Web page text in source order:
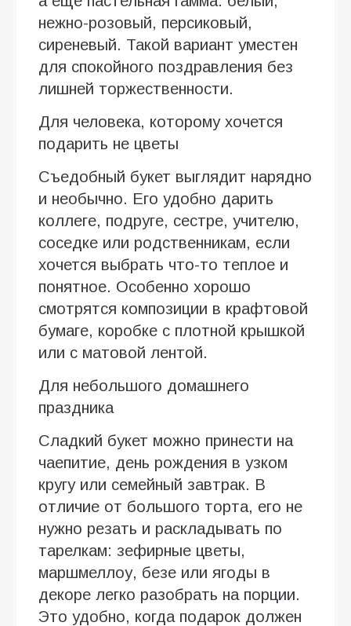
нежно-розовый, персиковый,
сиреневый. Такой вариант уместен
для спокойного поздравления без
лишней торжественности.
Для человека, которому хочется
подарить не цветы
Съедобный букет выглядит нарядно
и необычно. Его удобно дарить
коллеге, подруге, сестре, учителю,
соседке или родственникам, если
хочется выбрать что-то теплое и
понятное. Особенно хорошо
смотрятся композиции в крафтовой
бумаге, коробке с плотной крышкой
или с матовой лентой.
Для небольшого домашнего
праздника
Сладкий букет можно принести на
чаепитие, день рождения в узком
кругу или семейный завтрак. В
отличие от большого торта, его не
нужно резать и раскладывать по
тарелкам: зефирные цветы,
маршмеллоу, безе или ягоды в
декоре легко разобрать на порции.
Это удобно, когда подарок должен